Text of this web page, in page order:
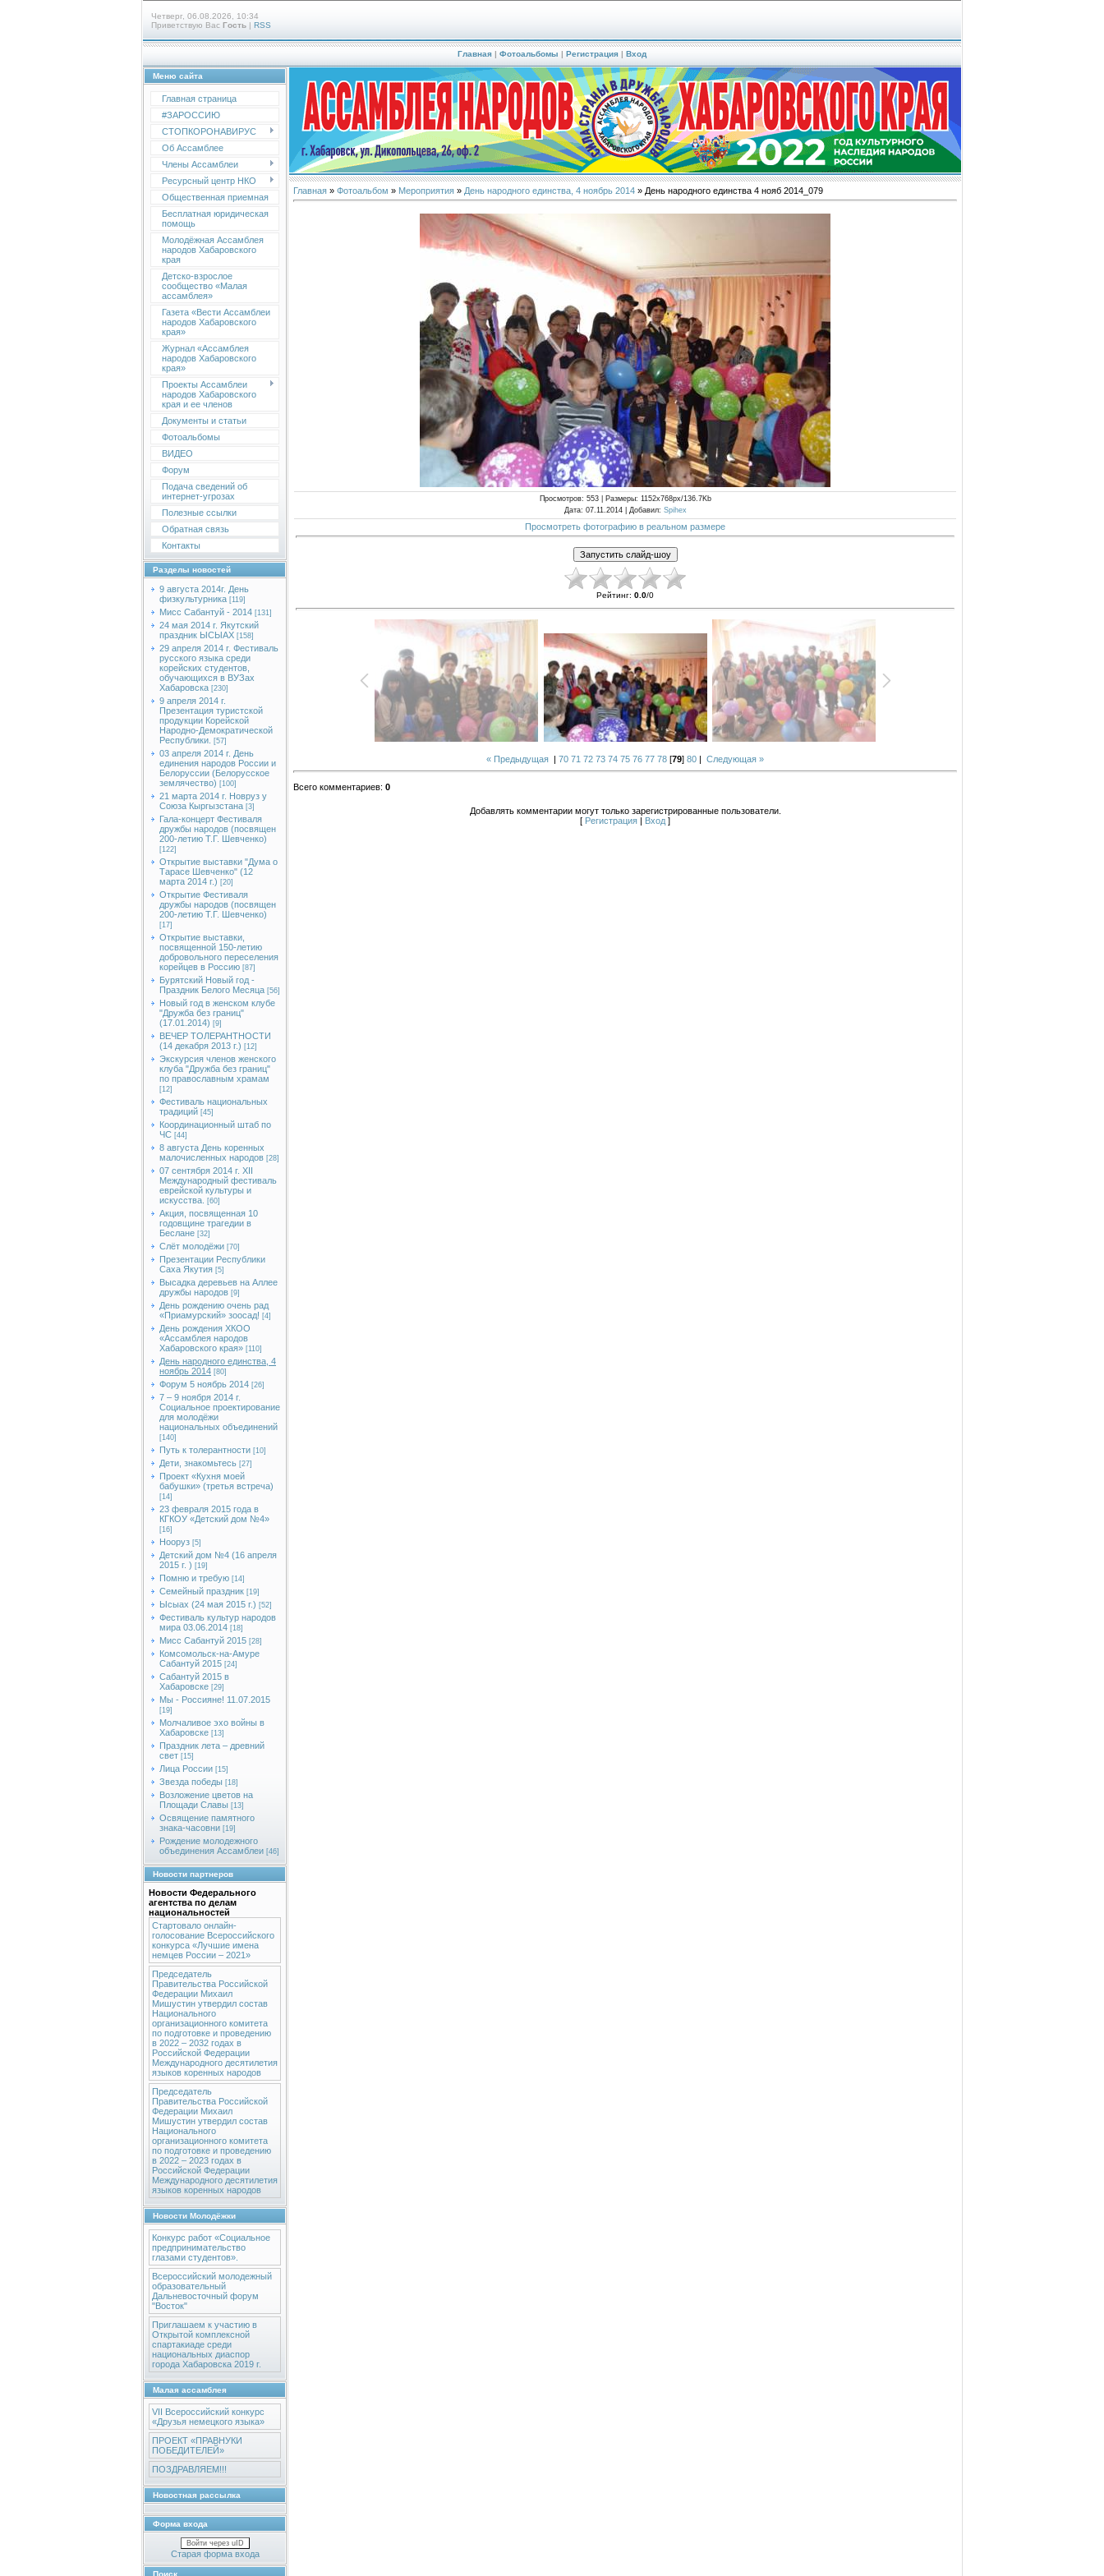
Четверг, 06.08.2026, 10:34
Приветствую Вас Гость | RSS
Главная | Фотоальбомы | Регистрация | Вход
Меню сайта
Главная страница
#ЗАРОССИЮ
СТОПКОРОНАВИРУС
Об Ассамблее
Члены Ассамблеи
Ресурсный центр НКО
Общественная приемная
Бесплатная юридическая
помощь
Молодёжная Ассамблея
народов Хабаровского
края
Детско-взрослое
сообщество «Малая
ассамблея»
Газета «Вести Ассамблеи
народов Хабаровского
края»
Журнал «Ассамблея
народов Хабаровского
края»
Проекты Ассамблеи
народов Хабаровского
края и ее членов
Документы и статьи
Фотоальбомы
ВИДЕО
Форум
Подача сведений об
интернет-угрозах
Полезные ссылки
Обратная связь
Контакты
Разделы новостей
9 августа 2014г. День
физкультурника [119]
Мисс Сабантуй - 2014 [131]
24 мая 2014 г. Якутский
праздник ЫСЫАХ [158]
29 апреля 2014 г. Фестиваль
русского языка среди
корейских студентов,
обучающихся в ВУЗах
Хабаровска [230]
9 апреля 2014 г.
Презентация туристской
продукции Корейской
Народно-Демократической
Республики.
[57]
03 апреля 2014 г. День
единения народов России и
Белоруссии (Белорусское
землячество) [100]
21 марта 2014 г. Новруз у
Союза Кыргызстана [3]
Гала-концерт Фестиваля
дружбы народов (посвящен
200-летию Т.Г. Шевченко)
[122]
Открытие выставки "Дума о
Тарасе Шевченко" (12
марта 2014 г.) [20]
Открытие Фестиваля
дружбы народов (посвящен
200-летию Т.Г. Шевченко)
[17]
Открытие выставки,
посвященной 150-летию
добровольного переселения
корейцев в Россию [87]
Бурятский Новый год -
Праздник Белого Месяца [56]
Новый год в женском клубе
"Дружба без границ"
(17.01.2014) [9]
ВЕЧЕР ТОЛЕРАНТНОСТИ
(14 декабря 2013 г.) [12]
Экскурсия членов женского
клуба "Дружба без границ"
по православным храмам
[12]
Фестиваль национальных
традиций [45]
Координационный штаб по
ЧС [44]
8 августа День коренных
малочисленных народов [28]
07 сентября 2014 г. XII
Международный фестиваль
еврейской культуры и
искусства.
[60]
Акция, посвященная 10
годовщине трагедии в
Беслане [32]
Слёт молодёжи [70]
Презентации Республики
Саха Якутия [5]
Высадка деревьев на Аллее
дружбы народов [9]
День рождению очень рад
«Приамурский» зоосад! [4]
День рождения ХКОО
«Ассамблея народов
Хабаровского края» [110]
День народного единства, 4
ноябрь 2014 [80]
Форум 5 ноябрь 2014 [26]
7 – 9 ноября 2014 г.
Социальное проектирование
для молодёжи
национальных объединений
[140]
Путь к толерантности [10]
Дети, знакомьтесь [27]
Проект «Кухня моей
бабушки» (третья встреча)
[14]
23 февраля 2015 года в
КГКОУ «Детский дом №4»
[16]
Нооруз [5]
Детский дом №4 (16 апреля
2015 г. ) [19]
Помню и требую [14]
Семейный праздник [19]
Ысыах (24 мая 2015 г.) [52]
Фестиваль культур народов
мира 03.06.2014 [18]
Мисс Сабантуй 2015 [28]
Комсомольск-на-Амуре
Сабантуй 2015 [24]
Сабантуй 2015 в
Хабаровске [29]
Мы - Россияне! 11.07.2015
[19]
Молчаливое эхо войны в
Хабаровске [13]
Праздник лета – древний
свет [15]
Лица России [15]
Звезда победы [18]
Возложение цветов на
Площади Славы [13]
Освящение памятного
знака-часовни [19]
Рождение молодежного
объединения Ассамблеи [46]
Новости партнеров
Новости Федерального
агентства по делам
национальностей
Стартовало онлайн-
голосование Всероссийского
конкурса «Лучшие имена
немцев России – 2021»
Председатель
Правительства Российской
Федерации Михаил
Мишустин утвердил состав
Национального
организационного комитета
по подготовке и проведению
в 2022 – 2032 годах в
Российской Федерации
Международного десятилетия
языков коренных народов
Председатель
Правительства Российской
Федерации Михаил
Мишустин утвердил состав
Национального
организационного комитета
по подготовке и проведению
в 2022 – 2023 годах в
Российской Федерации
Международного десятилетия
языков коренных народов
Новости Молодёжки
Конкурс работ «Социальное
предпринимательство
глазами студентов».
Всероссийский молодежный
образовательный
Дальневосточный форум
"Восток"
Приглашаем к участию в
Открытой комплексной
спартакиаде среди
национальных диаспор
города Хабаровска 2019 г.
Малая ассамблея
VII Всероссийский конкурс
«Друзья немецкого языка»
ПРОЕКТ «ПРАВНУКИ
ПОБЕДИТЕЛЕЙ»
ПОЗДРАВЛЯЕМ!!!
Новостная рассылка
Форма входа
Войти через uID
Старая форма входа
Поиск
Главная » Фотоальбом » Мероприятия » День народного единства, 4 ноябрь 2014 » День народного единства 4 нояб 2014_079
Просмотров: 553 | Размеры: 1152x768px/136.7Kb
Дата: 07.11.2014 | Добавил: Spihex
Просмотреть фотографию в реальном размере
Рейтинг: 0.0/0
« Предыдущая | 70 71 72 73 74 75 76 77 78 [79] 80 | Следующая »
Всего комментариев: 0
Добавлять комментарии могут только зарегистрированные пользователи.
[ Регистрация Вход ]